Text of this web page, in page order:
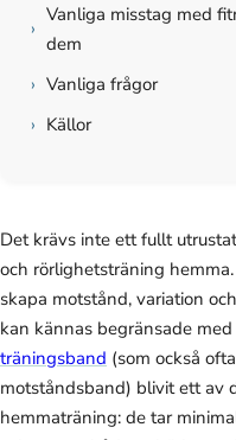
›
Vanliga misstag med
dem
› Vanliga frågor
› Källor
Det krävs inte ett fullt
och rörlighetsträning
skapa motstånd, variation
kan kännas begränsade
träningsband (som också
motståndsband) blivit ett av
hemmaträning: de tar